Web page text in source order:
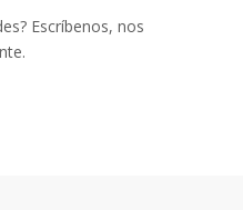
Escríbenos, nos